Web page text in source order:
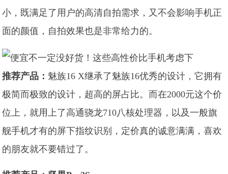
小，既满足了用户的高清自拍需求，又不会影响手机正
面的颜值，自拍效果也是非常给力的。
推荐产品： 魅族16 X继承了魅族16优秀的设计，它拥有
极简而极致的设计，超高的屏占比。而在2000元这个价
位上，就用上了高通骁龙710八核处理器，以及一般旗
舰手机才有的屏下指纹识别，定价真的诚意满满，喜欢
的朋友就不要错过了。